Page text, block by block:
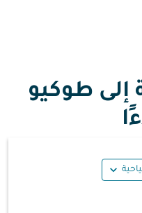
إلى طوكيو
expand_more